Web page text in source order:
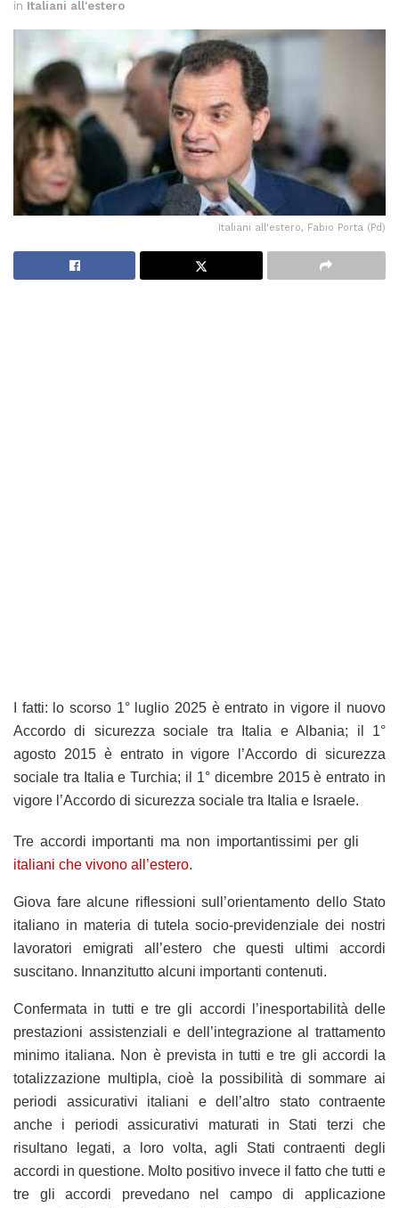
in Italiani all'estero
Italiani all'estero, Fabio Porta (Pd)
I fatti: lo scorso 1° luglio 2025 è entrato in vigore il nuovo
Accordo di sicurezza sociale tra Italia e Albania; il 1°
agosto 2015 è entrato in vigore l’Accordo di sicurezza
sociale tra Italia e Turchia; il 1° dicembre 2015 è entrato in
vigore l’Accordo di sicurezza sociale tra Italia e Israele.
Tre accordi importanti ma non importantissimi per gli
italiani che vivono all’estero.
Giova fare alcune riflessioni sull’orientamento dello Stato
italiano in materia di tutela socio-previdenziale dei nostri
lavoratori emigrati all’estero che questi ultimi accordi
suscitano. Innanzitutto alcuni importanti contenuti.
Confermata in tutti e tre gli accordi l’inesportabilità delle
prestazioni assistenziali e dell’integrazione al trattamento
minimo italiana. Non è prevista in tutti e tre gli accordi la
totalizzazione multipla, cioè la possibilità di sommare ai
periodi assicurativi italiani e dell’altro stato contraente
anche i periodi assicurativi maturati in Stati terzi che
risultano legati, a loro volta, agli Stati contraenti degli
accordi in questione. Molto positivo invece il fatto che tutti e
tre gli accordi prevedano nel campo di applicazione